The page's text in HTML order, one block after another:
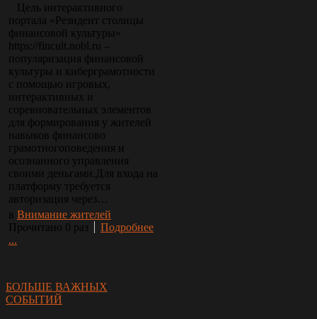
Цель интерактивного
портала «Резидент столицы
финансовой культуры»
https://fincult.nobl.ru –
популяризация финансовой
культуры и киберграмотности
с помощью игровых,
интерактивных и
соревновательных элементов
для формирования у жителей
навыков финансово
грамотногоповедения и
осознанного управления
своими деньгами.Для входа на
платформу требуется
авторизация через…
в Внимание жителей
Прочитано 0 раз
Подробнее
...
БОЛЬШЕ ВАЖНЫХ
СОБЫТИЙ